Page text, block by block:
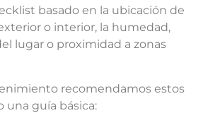
basado en la ubicación de
exterior o interior, la humedad,
lugar o proximidad a zonas
recomendamos estos
una guía básica: